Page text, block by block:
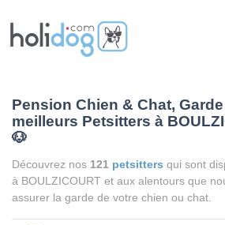
Pension Chien & Chat,
meilleurs Petsitters à
🐶
Découvrez nos 121 petsitters qui sont
à BOULZICOURT et aux alentours que
assurer la garde de votre chien ou chat.